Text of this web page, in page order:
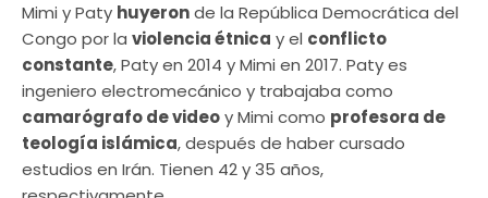
Mimi y Paty huyeronde la República Democrática del
Congo por la violencia étnica y el conflicto
constante, Paty en 2014 y Mimi en 2017. Paty es
ingeniero electromecánico y trabajaba como
camarógrafo de videoy Mimi como profesora de
teología islámica, después de haber cursado
estudios en Irán. Tienen 42 y 35 años,